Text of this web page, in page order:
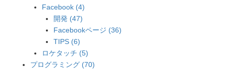
Facebook (4)
開発 (47)
Facebookページ (36)
TIPS (6)
ロケタッチ (5)
プログラミング (70)